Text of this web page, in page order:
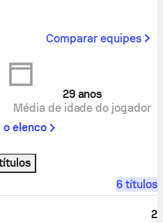
Comparar equipes
29 anos
Média de idade do jogador
elenco
6 títulos
2